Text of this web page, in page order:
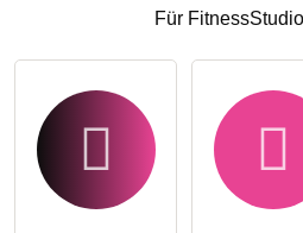
FitnessStudio-Eintrag zu stellen.
Für FitnessStudio